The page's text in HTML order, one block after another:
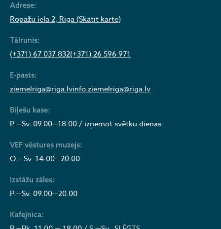
Adrese:
Ropažu iela 2, Rīga (Skatīt kartē)
Tālrunis:
(+371) 67 037 832(+371) 26 596 971
E-pasts:
ziemelriga@riga.lvinfo.ziemelriga@riga.lv
Biļešu kase:
P.—Sv. 09.00—18.00 / izņemot svētku dienas.
VEF vēstures muzejs:
O.—Sv. 14.00—20.00
Izstāžu zāles:
P.—Sv. 09.00—20.00
Kafejnīca: